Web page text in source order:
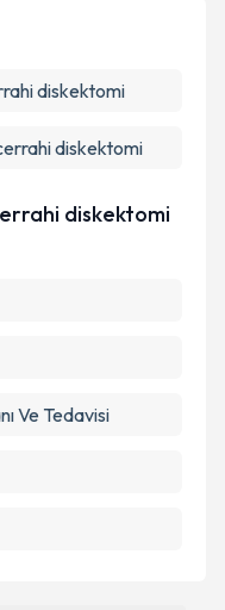
diskektomi
diskektomi
diskektomi
Ve Tedavisi